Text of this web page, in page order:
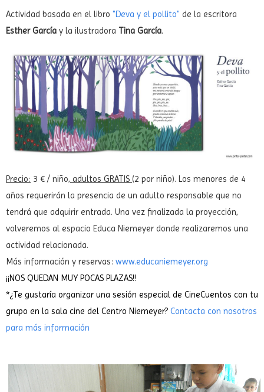
Actividad basada en el libro "Deva y el pollito" de la escritora
Esther García y la ilustradora Tina García.
Precio: 3 € / niño, adultos GRATIS (2 por niño). Los menores de 4
años requerirán la presencia de un adulto responsable que no
tendrá que adquirir entrada. Una vez finalizada la proyección,
volveremos al espacio Educa Niemeyer donde realizaremos una
actividad relacionada.
Más información y reservas: www.educaniemeyer.org
¡¡NOS QUEDAN MUY POCAS PLAZAS!!
*¿Te gustaría organizar una sesión especial de CineCuentos con tu
grupo en la sala cine del Centro Niemeyer? Contacta con nosotros
para más información